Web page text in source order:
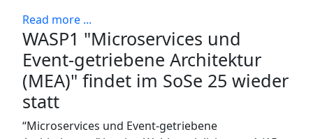
Read more ...
WASP1 "Microservices und
Event-getriebene Architektur
(MEA)" findet im SoSe 25 wieder
statt
“Microservices und Event-getriebene